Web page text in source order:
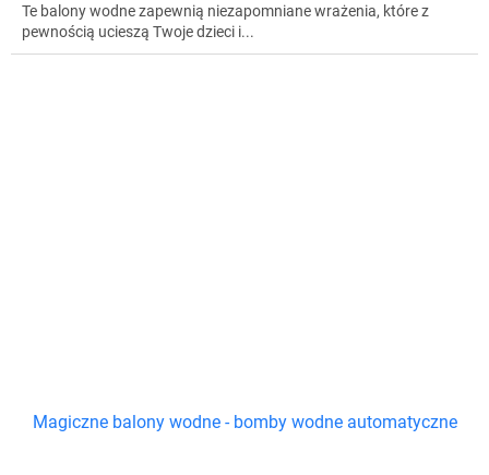
Te balony wodne zapewnią niezapomniane wrażenia, które z
pewnością ucieszą Twoje dzieci i...
Magiczne balony wodne - bomby wodne automatyczne